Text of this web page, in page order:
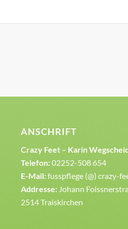
ANSCHRIFT
Crazy Feet – Karin
Telefon:02252-508 654
E-Mail:fusspflege (@) crazy-
Addresse: Johann
2514 Traiskirchen